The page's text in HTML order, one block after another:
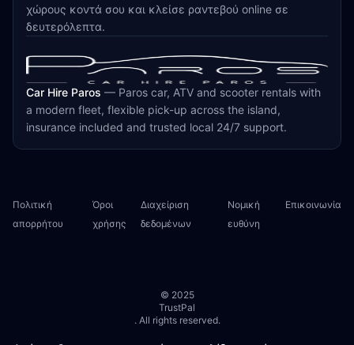
χώρους κοντά σου και κλείσε ραντεβού online σε
δευτερόλεπτα.
Car Hire Paros — Paros car, ATV and scooter rentals with
a modern fleet, flexible pick-up across the island,
insurance included and trusted local 24/7 support.
Πολιτική
απορρήτου
Όροι
χρήσης
Διαχείριση
δεδομένων
Νομική
ευθύνη
Επικοινωνία
© 2025
TrustPal
. All rights reserved.